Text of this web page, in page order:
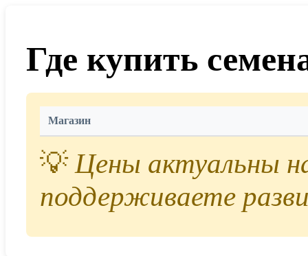
Где купить
Магазин
💡Цены актуальны
поддерживаете